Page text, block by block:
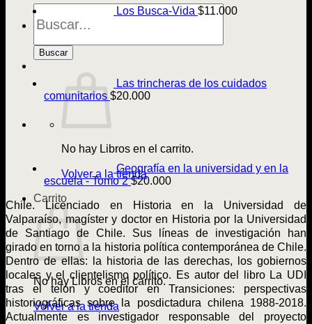
Búsqueda
de
Buscar
No hay Libros en el carrito.
Volver a la tienda
Carrito
No hay Libros en el carrito.
Volver a la tienda
Los Busca-Vida $11.000
Las trincheras de los cuidados
comunitarios $20.000
Geografía en la universidad y en la
escuela - Tomo 2 $20.000
Chile. Licenciado en Historia en la Universidad de
Valparaíso, magíster y doctor en Historia por la Universidad
de Santiago de Chile. Sus líneas de investigación han
girado en torno a la historia política contemporánea de Chile.
Dentro de ellas: la historia de las derechas, los gobiernos
locales y el clientelismo político. Es autor del libro La UDI
tras el telón y coeditor en Transiciones: perspectivas
historiográficas sobre la posdictadura chilena 1988-2018.
Actualmente es investigador responsable del proyecto